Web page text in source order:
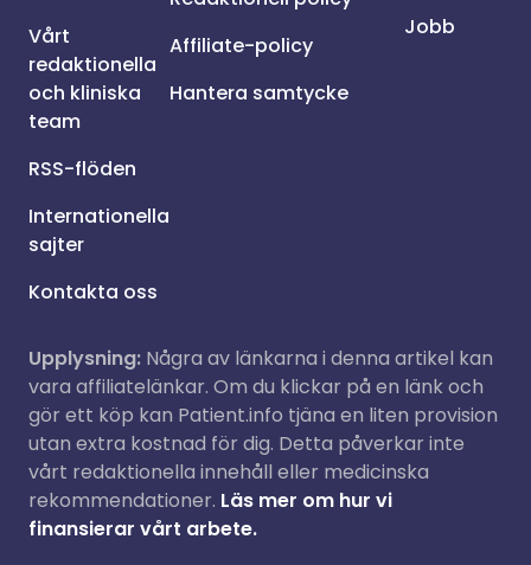
Vårt
redaktionella
och kliniska
team
RSS-flöden
Internationella
sajter
Kontakta oss
Affiliate-policy
Hantera samtycke
Jobb
Upplysning: Några av länkarna i denna artikel kan
vara affiliatelänkar. Om du klickar på en länk och
gör ett köp kan Patient.info tjäna en liten provision
utan extra kostnad för dig. Detta påverkar inte
vårt redaktionella innehåll eller medicinska
rekommendationer. Läs mer om hur vi
finansierar vårt arbete.